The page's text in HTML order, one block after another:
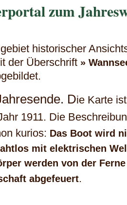
zum
historischer
der Überschrift »
Die Karte
1911. Die
kurios: Das Boot wird
mit elektrischen
werden von der
abgefeuert.